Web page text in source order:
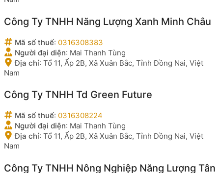
Công Ty TNHH Năng Lượng Xanh Minh Châu
Mã số thuế: 0316308383
Người đại diện: Mai Thanh Tùng
Địa chỉ: Tổ 11, Ấp 2B, Xã Xuân Bắc, Tỉnh Đồng Nai, Việt
Nam
Công Ty TNHH Td Green Future
Mã số thuế: 0316308224
Người đại diện: Mai Thanh Tùng
Địa chỉ: Tổ 11, Ấp 2B, Xã Xuân Bắc, Tỉnh Đồng Nai, Việt
Nam
Công Ty TNHH Nông Nghiệp Năng Lượng Tân